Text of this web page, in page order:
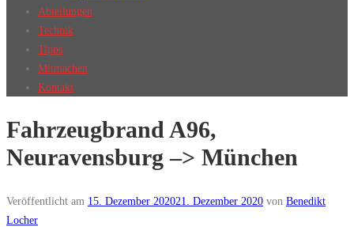
Abteilungen
Technik
Tipps
Mitmachen
Kontakt
Fahrzeugbrand A96,
Neuravensburg –> München
Veröffentlicht am 15. Dezember 202021. Dezember 2020 von Benedikt
Locher